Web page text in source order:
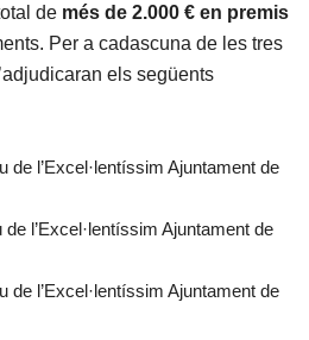
de més de 2.000 € en premis
Per a cadascuna de les tres
els següents
de l’Excel·lentíssim Ajuntament de
de l’Excel·lentíssim Ajuntament de
de l’Excel·lentíssim Ajuntament de